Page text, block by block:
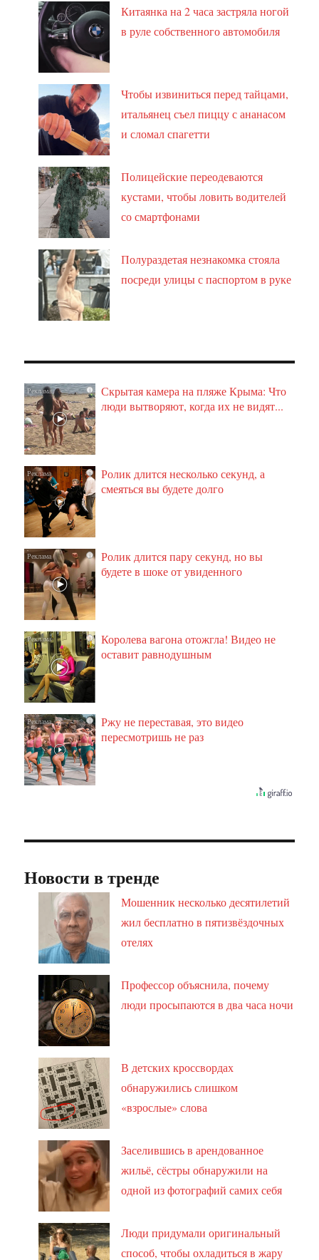
Китаянка на 2 часа застряла ногой
в руле собственного автомобиля
Чтобы извиниться перед тайцами,
итальянец съел пиццу с ананасом
и сломал спагетти
Полицейские переодеваются
кустами, чтобы ловить водителей
со смартфонами
Полураздетая незнакомка стояла
посреди улицы с паспортом в руке
i
Скрытая камера на пляже Крыма: Что
люди вытворяют, когда их не видят...
i
Ролик длится несколько секунд, а
смеяться вы будете долго
i
Ролик длится пару секунд, но вы
будете в шоке от увиденного
i
Королева вагона отожгла! Видео не
оставит равнодушным
i
Ржу не переставая, это видео
пересмотришь не раз
Новости в тренде
Мошенник несколько десятилетий
жил бесплатно в пятизвёздочных
отелях
Профессор объяснила, почему
люди просыпаются в два часа ночи
В детских кроссвордах
обнаружились слишком
«взрослые» слова
Заселившись в арендованное
жильё, сёстры обнаружили на
одной из фотографий самих себя
Люди придумали оригинальный
способ, чтобы охладиться в жару